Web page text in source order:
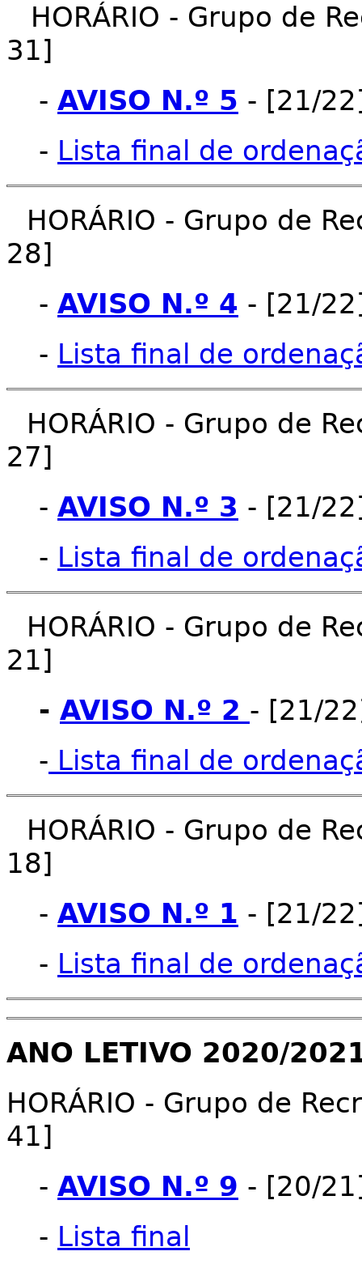
HORÁRIO - Grupo de
31]
- AVISO N.º 5 - [21/
- Lista final de
HORÁRIO - Grupo de
28]
- AVISO N.º 4 - [21/
- Lista final de
HORÁRIO - Grupo de
27]
- AVISO N.º 3 - [21/
- Lista final de
HORÁRIO - Grupo de
21]
- AVISO N.º 2 - [21/
- Lista final de
HORÁRIO - Grupo de
18]
- AVISO N.º 1 - [21/
- Lista final de
ANO LETIVO 2020/
HORÁRIO - Grupo de
41]
- AVISO N.º 9 - [20/
- Lista final